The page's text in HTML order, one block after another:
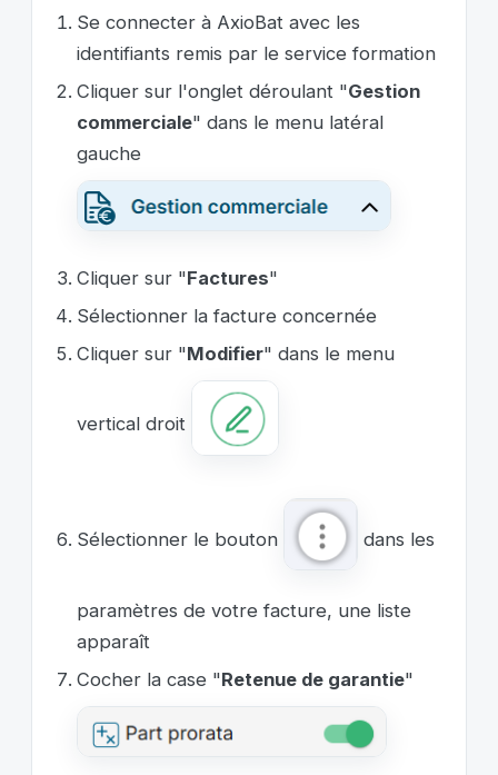
Se connecter à AxioBat avec les
identifiants remis par le service formation
Cliquer sur l'onglet déroulant "Gestion
commerciale" dans le menu latéral
gauche
Cliquer sur "Factures"
Sélectionner la facture concernée
Cliquer sur "Modifier" dans le menu
vertical droit
Sélectionner le bouton dans les
paramètres de votre facture, une liste
apparaît
Cocher la case "Retenue de garantie"